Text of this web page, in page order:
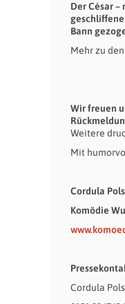
Der César
Bann
Mehr zu
Wir freuen
Weitere
Mit
Cordula
Komödie
Cordula